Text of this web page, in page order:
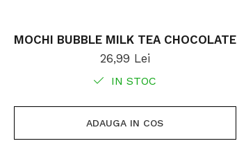
MOCHI BUBBLE MILK TEA CHOCOLATE
26,99 Lei
IN STOC
ADAUGA IN COS